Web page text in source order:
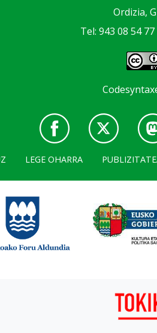
Ordizia,
Tel: 943 08 54 77
LEGE OHARRA